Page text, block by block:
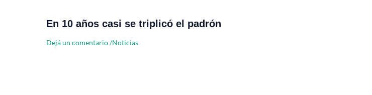
En 10 años casi se triplicó el padrón
Dejá un comentario/Noticias